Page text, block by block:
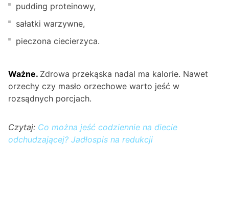
pudding proteinowy,
sałatki warzywne,
pieczona ciecierzyca.
Ważne. Zdrowa przekąska nadal ma kalorie. Nawet
orzechy czy masło orzechowe warto jeść w
rozsądnych porcjach.
Czytaj: Co można jeść codziennie na diecie
odchudzającej? Jadłospis na redukcji